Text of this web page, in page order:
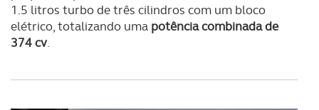
1.5 litros turbo de três cilindros com um bloco
elétrico, totalizando uma potência combinada de
374 cv.